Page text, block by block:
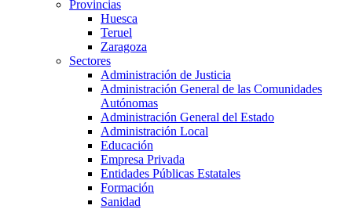
Provincias
Huesca
Teruel
Zaragoza
Sectores
Administración de Justicia
Administración General de las Comunidades
Autónomas
Administración General del Estado
Administración Local
Educación
Empresa Privada
Entidades Públicas Estatales
Formación
Sanidad